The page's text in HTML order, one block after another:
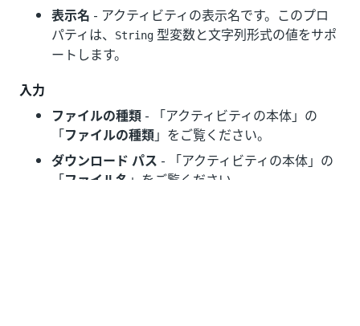
表示名 - アクティビティの表示名です。このプロ
パティは、
String 型変数と文字列形式の値をサポ
ートします。
入力
ファイルの種類 - 「アクティビティの本体」の
「ファイルの種類」をご覧ください。
ダウンロード パス - 「アクティビティの本体」の
「ファイル名 」をご覧ください。